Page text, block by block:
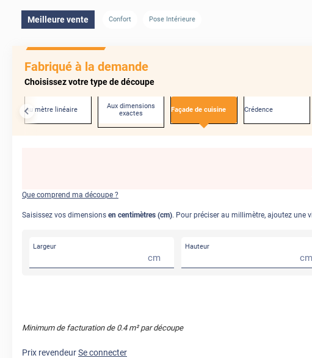
Meilleure vente Confort Pose Intérieure
Fabriqué à la demande
Choisissez votre type de découpe
Au mètre linéaire
Aux dimensions
exactes
Façade de cuisine Crédence
Que comprend ma découpe ?
Saisissez vos dimensions en centimètres (cm). Pour préciser au millimètre, ajoutez une
Largeur
cm
Hauteur
cm
Minimum de facturation de 0.4m² par découpe
Prix revendeurSe connecter